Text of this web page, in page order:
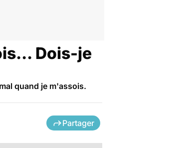
Dois-je
quand je m'assois.
Partager